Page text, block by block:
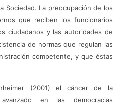
Sociedad. La preocupación de los
que reciben los funcionarios
ciudadanos y las autoridades de
de normas que regulan las
competente, y que éstas
(2001) el cáncer de la
en las democracias